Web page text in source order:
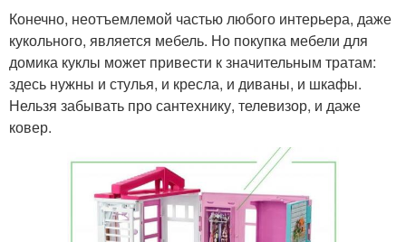
Конечно, неотъемлемой частью любого интерьера, даже
кукольного, является мебель. Но покупка мебели для
домика куклы может привести к значительным тратам:
здесь нужны и стулья, и кресла, и диваны, и шкафы.
Нельзя забывать про сантехнику, телевизор, и даже
ковер.